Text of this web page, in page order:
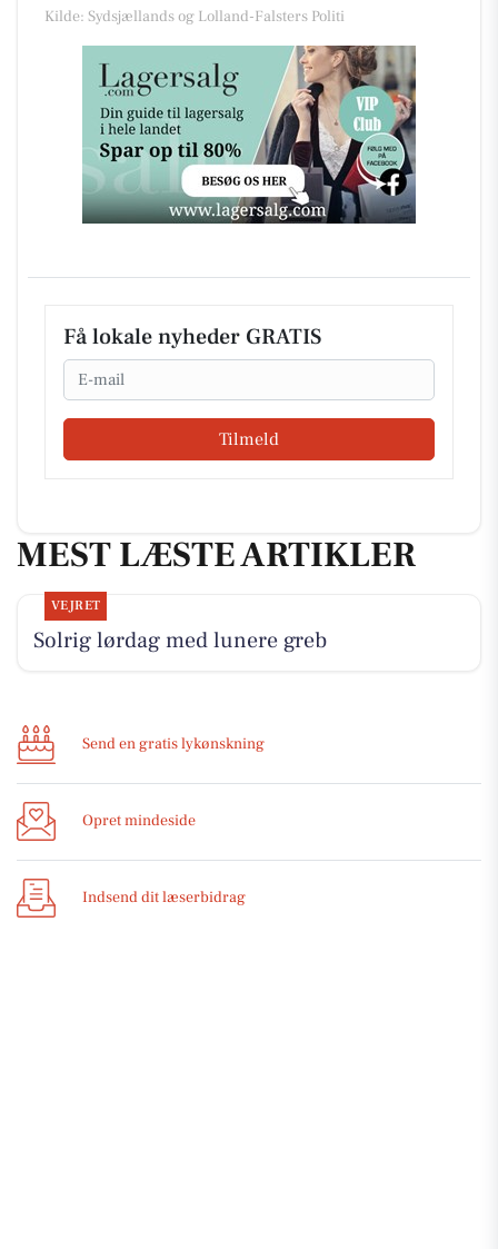
Kilde: Sydsjællands og Lolland-Falsters Politi
Få lokale nyheder GRATIS
Email
Tilmeld
MEST LÆSTE ARTIKLER
VEJRET
Solrig lørdag med lunere greb
Send en gratis lykønskning
Opret mindeside
Indsend dit læserbidrag